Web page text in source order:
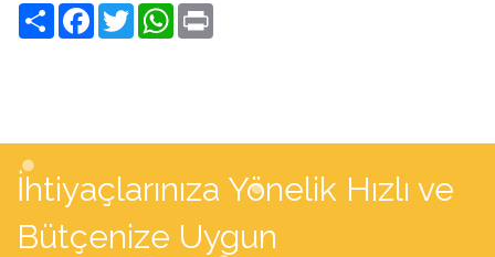
Share Facebook
TwitterWhatsApp
İhtiyaçlarınıza Yönelik Hızlı ve
Bütçenize Uygun